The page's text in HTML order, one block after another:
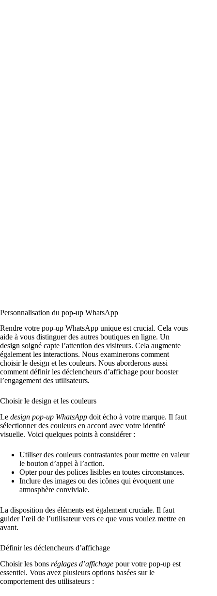
Personnalisation du pop-up WhatsApp
Rendre votre pop-up WhatsApp unique est crucial. Cela vous
aide à vous distinguer des autres boutiques en ligne. Un
design soigné capte l’attention des visiteurs. Cela augmente
également les interactions. Nous examinerons comment
choisir le design et les couleurs. Nous aborderons aussi
comment définir les déclencheurs d’affichage pour booster
l’engagement des utilisateurs.
Choisir le design et les couleurs
Le design pop-up WhatsApp doit écho à votre marque. Il faut
sélectionner des couleurs en accord avec votre identité
visuelle. Voici quelques points à considérer :
Utiliser des couleurs contrastantes pour mettre en valeur
le bouton d’appel à l’action.
Opter pour des polices lisibles en toutes circonstances.
Inclure des images ou des icônes qui évoquent une
atmosphère conviviale.
La disposition des éléments est également cruciale. Il faut
guider l’œil de l’utilisateur vers ce que vous voulez mettre en
avant.
Définir les déclencheurs d’affichage
Choisir les bons réglages d’affichage pour votre pop-up est
essentiel. Vous avez plusieurs options basées sur le
comportement des utilisateurs :